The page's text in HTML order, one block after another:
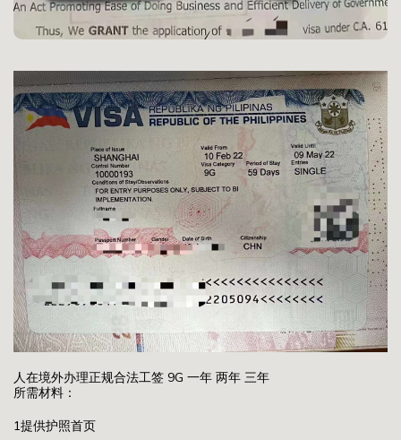
人在境外办理正规合法工签 9G 一年 两年 三年
所需材料：
1提供护照首页